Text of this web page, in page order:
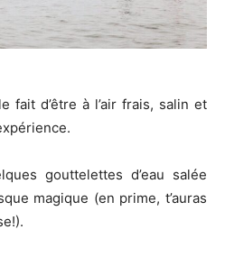
fait d’être à l’air frais, salin et
gouttelettes d’eau salée
magique (en prime, t’auras